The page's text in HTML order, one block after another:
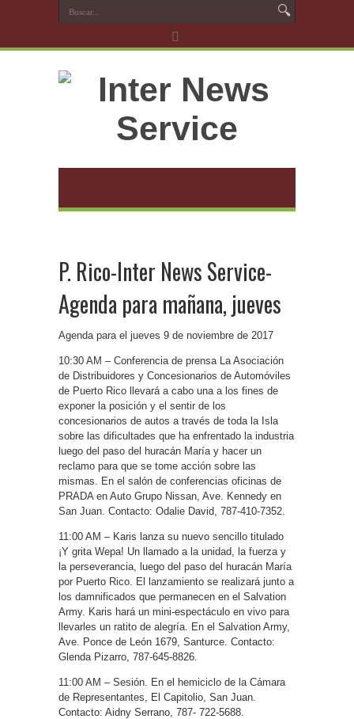
P. Rico-Inter News Service-
Agenda para mañana, jueves
Agenda para el jueves 9 de noviembre de 2017
10:30 AM – Conferencia de prensa La Asociación
de Distribuidores y Concesionarios de Automóviles
de Puerto Rico llevará a cabo una a los fines de
exponer la posición y el sentir de los
concesionarios de autos a través de toda la Isla
sobre las dificultades que ha enfrentado la industria
luego del paso del huracán María y hacer un
reclamo para que se tome acción sobre las
mismas. En el salón de conferencias oficinas de
PRADA en Auto Grupo Nissan, Ave. Kennedy en
San Juan. Contacto: Odalie David, 787-410-7352.
11:00 AM – Karis lanza su nuevo sencillo titulado
¡Y grita Wepa! Un llamado a la unidad, la fuerza y
la perseverancia, luego del paso del huracán María
por Puerto Rico. El lanzamiento se realizará junto a
los damnificados que permanecen en el Salvation
Army. Karis hará un mini-espectáculo en vivo para
llevarles un ratito de alegría. En el Salvation Army,
Ave. Ponce de León 1679, Santurce. Contacto:
Glenda Pizarro, 787-645-8826.
11:00 AM – Sesión. En el hemiciclo de la Cámara
de Representantes, El Capitolio, San Juan.
Contacto: Aidny Serrano, 787- 722-5688.